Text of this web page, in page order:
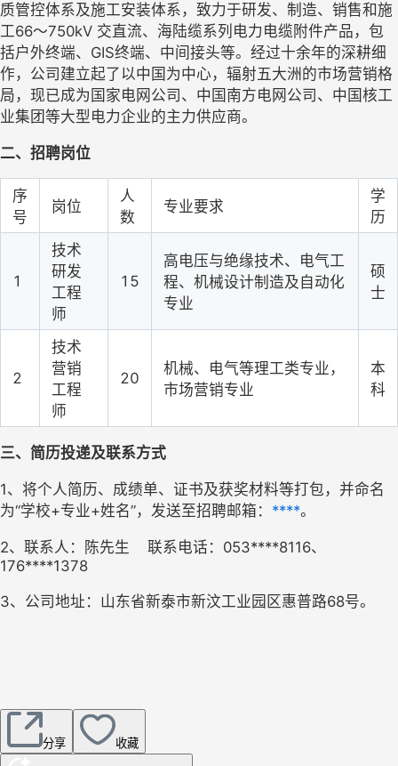
质管控体系及施工安装体系， 致力于研发、制造、销售和施
工66～750kV 交直流、海陆缆系列电力电缆附件产品， 包
括户外终端、GIS终端、中间接头等。经过十余年的深耕细
作，公司建立起了以中国为中心，辐射五大洲的市场营销格
局，现已成为国家电网公司、中国南方电网公司、中国核工
业集团等大型电力企业的主力供应商。
二、招聘岗位
序
号
岗位
人
数
专业要求
学
历
1
技术
研发
工程
师
15
高电压与绝缘技术、电气工
程、机械设计制造及自动化
专业
硕
士
2
技术
营销
工程
师
20
机械、电气等理工类专业，
市场营销专业
本
科
三、简历投递及联系方式
1、 将个人简历、成绩单、证书及获奖材料等打包，并命名
为“学校+专业+姓名”，发送至招聘邮箱 ： ****。
2、联系人：陈先生    联系电话：053****8116、
176****1378
3、公司地址：山东省新泰市新汶工业园区惠普路68号。
分享 收藏